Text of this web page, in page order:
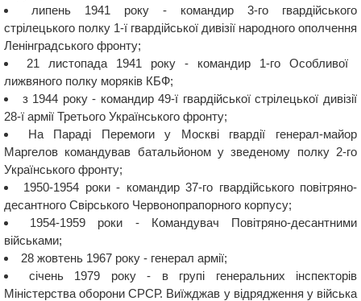
липень 1941 року - командир 3-го гвардійського
стрілецького полку 1-ї гвардійської дивізії народного ополчення
Ленінградського фронту;
21 листопада 1941 року - командир 1-го Особливої ​​
лижвяного полку моряків КБФ;
з 1944 року - командир 49-ї гвардійської стрілецької дивізії
28-ї армії Третього Українського фронту;
На Параді Перемоги у Москві гвардії генерал-майор
Маргелов командував батальйоном у зведеному полку 2-го
Українського фронту;
1950-1954 роки - командир 37-го гвардійського повітряно-
десантного Свірського Червонопрапорного корпусу;
1954-1959 роки - Командувач Повітряно-десантними
військами;
28 жовтень 1967 року - генерал армії;
січень 1979 року - в групі генеральних інспекторів
Міністерства оборони СРСР. Виїжджав у відрядження у війська